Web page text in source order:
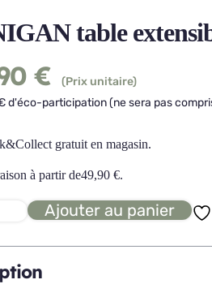
table
€
(Prix unitaire)
d'éco-participation (ne sera pas
gratuit en magasin.
à partir de49,90 €.
Ajouter au panier